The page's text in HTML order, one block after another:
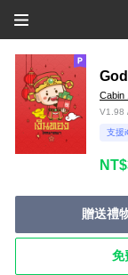
Cabin
V1.98
支援
贈送禮
免